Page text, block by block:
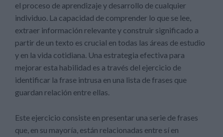
el proceso de aprendizaje y desarrollo de cualquier
individuo. La capacidad de comprender lo que se lee,
extraer información relevante y construir significado a
partir de un texto es crucial en todas las áreas de estudio
y en la vida cotidiana. Una estrategia efectiva para
mejorar esta habilidad es a través del ejercicio de
identificar la frase intrusa en una lista de frases que
guardan relación entre ellas.
Este ejercicio consiste en presentar una serie de frases
que, en su mayoría, están relacionadas entre sí en